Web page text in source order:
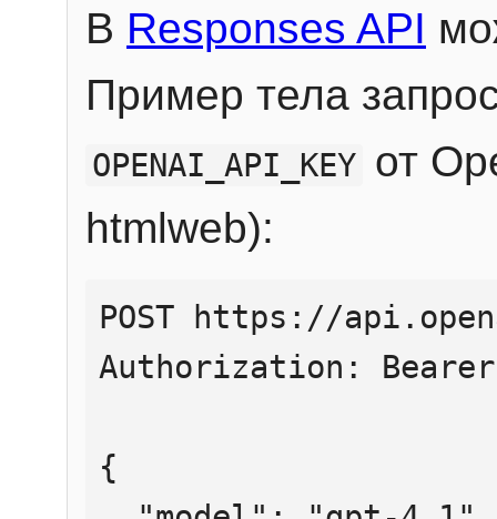
В Responses API
Пример тела
OPENAI_API_KEY от
htmlweb):
POST https://
Authorization:
{